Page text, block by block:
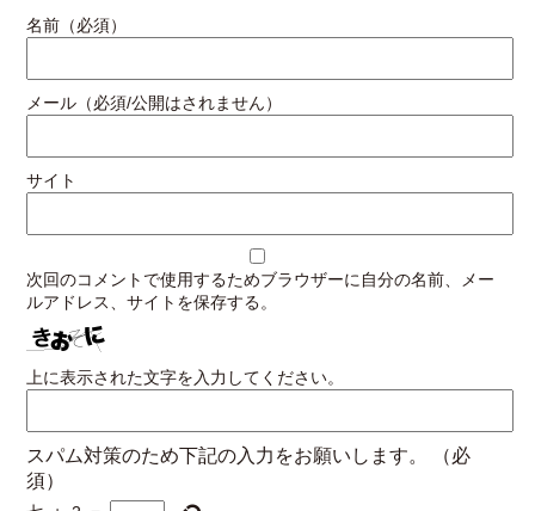
名前（必須）
メール（必須/公開はされません）
サイト
次回のコメントで使用するためブラウザーに自分の名前、メー
ルアドレス、サイトを保存する。
上に表示された文字を入力してください。
スパム対策のため下記の入力をお願いします。
（必
須）